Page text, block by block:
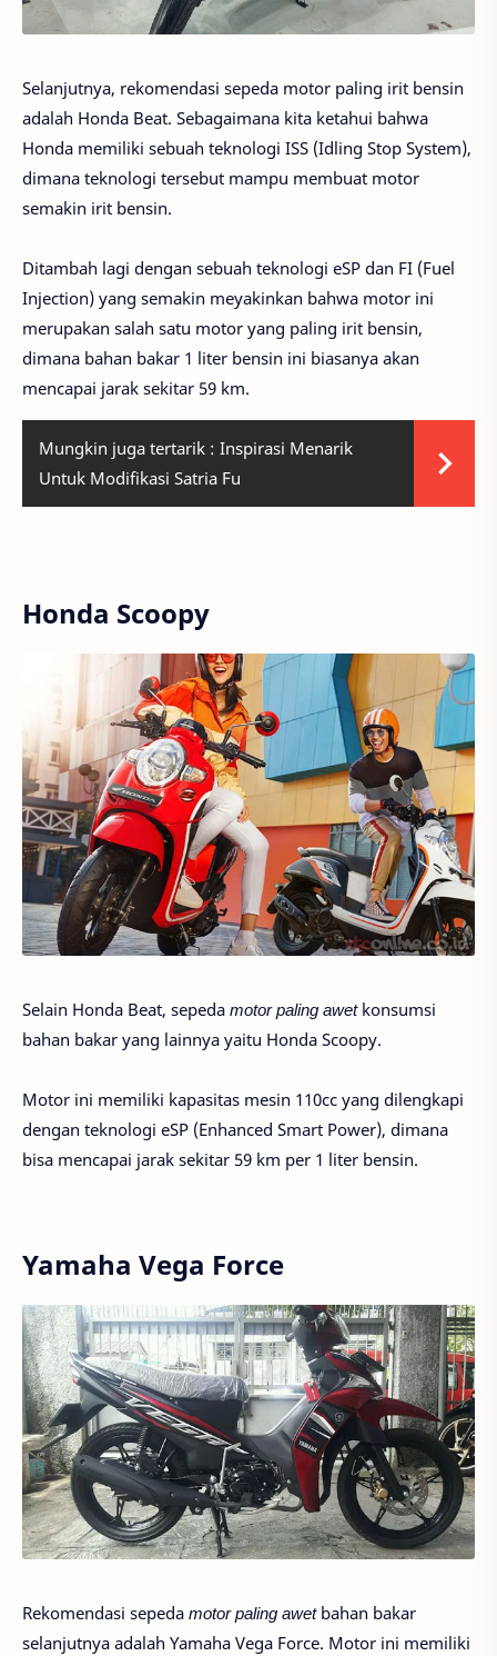
Selanjutnya, rekomendasi sepeda motor paling irit bensin
adalah Honda Beat. Sebagaimana kita ketahui bahwa
Honda memiliki sebuah teknologi ISS (Idling Stop System),
dimana teknologi tersebut mampu membuat motor
semakin irit bensin.
Ditambah lagi dengan sebuah teknologi eSP dan FI (Fuel
Injection) yang semakin meyakinkan bahwa motor ini
merupakan salah satu motor yang paling irit bensin,
dimana bahan bakar 1 liter bensin ini biasanya akan
mencapai jarak sekitar 59 km.
Mungkin juga tertarik : Inspirasi Menarik
Untuk Modifikasi Satria Fu
Honda Scoopy
Selain Honda Beat, sepeda motor paling awetkonsumsi
bahan bakar yang lainnya yaitu Honda Scoopy.
Motor ini memiliki kapasitas mesin 110cc yang dilengkapi
dengan teknologi eSP (Enhanced Smart Power), dimana
bisa mencapai jarak sekitar 59 km per 1 liter bensin.
Yamaha Vega Force
Rekomendasi sepeda motor paling awetbahan bakar
selanjutnya adalah Yamaha Vega Force. Motor ini memiliki